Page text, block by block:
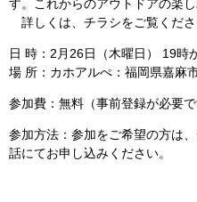
す。これからのアウトドアの楽
詳しくは、チラシをご覧くださ
日 時：2月26日（木曜日） 19時
場 所：​カホアルぺ：福岡県嘉麻
参加費：無料（事前登録が必要で
参加方法：参加をご希望の方は
話にてお申し込みください。